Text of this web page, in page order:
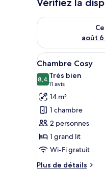
août
Vérifier la
Afficher
toutes
les
photos
pour
ce
type
de
chambre :
Chambre
7
Chambre Cosy
8,48,4 sur 10
Très bien
11 avis
(11 avis)
14 m²
1 chambre
2 personnes
1 grand lit
Wi-Fi gratuit
Plus de détails
Plus